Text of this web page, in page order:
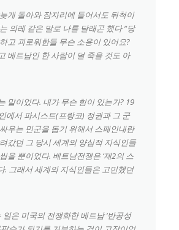
게 돌아와 잠자리에 들어서도 뒤척이
의레 같은 말로 나를 달래곤 했다 “당
고 괴로워한들 무슨 소용이 있어요?
베트남인 한 사람이 덜 죽을 것도 아
말이었다. 내가 무슨 힘이 있는가? 19
에서 파시스트(프랑코) 정권과 그 군
우는 민군을 돕기 위해서 스페인내란
갔던 그 당시 세계의 양심적 지식인들
을 뿐이었다. 베트남전쟁은 ‘제2의 스
. 그래서 세계의 지식인들은 고민했던
일은 미국의 전쟁화한 베트남 ‘반공성